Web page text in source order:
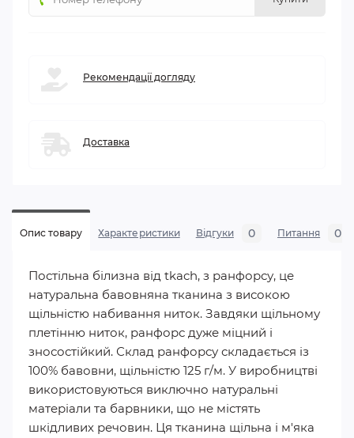
Рекомендації догляду
Доставка
Опис товару Характеристики Відгуки 0 Питання 0
Постільна білизна від tkach, з ранфорсу, це
натуральна бавовняна тканина з високою
щільністю набивання ниток. Завдяки щільному
плетінню ниток, ранфорс дуже міцний і
зносостійкий. Склад ранфорсу складається із
100% бавовни, щільністю 125 г/м. У виробництві
використовуються виключно натуральні
матеріали та барвники, що не містять
шкідливих речовин. Ця тканина щільна і м'яка